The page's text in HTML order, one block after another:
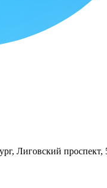
Лиговский проспект,